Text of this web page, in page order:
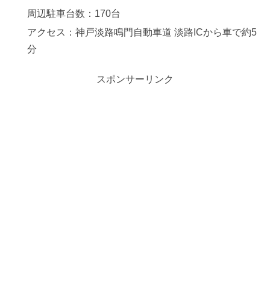
周辺駐車台数：170台
アクセス：神戸淡路鳴門自動車道 淡路ICから車で約5
分
スポンサーリンク